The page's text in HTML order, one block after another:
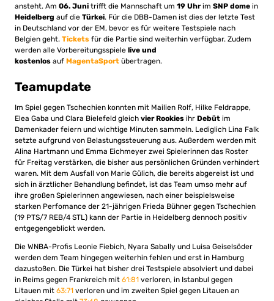
ansteht. Am 06. Juni trifft die Mannschaft um 19 Uhrim SNP dome in
Heidelberg auf die Türkei. Für die DBB-Damen ist dies der letzte Test
in Deutschland vor der EM, bevor es für weitere Testspiele nach
Belgien geht. Tickets für die Partie sind weiterhin verfügbar. Zudem
werden alle Vorbereitungsspiele live und
kostenlos auf MagentaSport übertragen.
Teamupdate
Im Spiel gegen Tschechien konnten mit Mailien Rolf, Hilke Feldrappe,
Elea Gaba und Clara Bielefeld gleich vier Rookies ihr Debüt im
Damenkader feiern und wichtige Minuten sammeln. Lediglich Lina Falk
setzte aufgrund von Belastungssteuerung aus. Außerdem werden mit
Alina Hartmann und Emma Eichmeyer zwei Spielerinnen das Roster
für Freitag verstärken, die bisher aus persönlichen Gründen verhindert
waren. Mit dem Ausfall von Marie Gülich, die bereits abgereist ist und
sich in ärztlicher Behandlung befindet, ist das Team umso mehr auf
ihre großen Spielerinnen angewiesen, nach einer beispielsweise
starken Perfomance der 21-jährigen Frieda Bühner gegen Tschechien
(19 PTS/7 REB/4 STL) kann der Partie in Heidelberg dennoch positiv
entgegengeblickt werden.
Die WNBA-Profis Leonie Fiebich, Nyara Sabally und Luisa Geiselsöder
werden dem Team hingegen weiterhin fehlen und erst in Hamburg
dazustoßen. Die Türkei hat bisher drei Testspiele absolviert und dabei
in Reims gegen Frankreich mit 61:81 verloren, in Istanbul gegen
Litauen mit 63:71 verloren und im zweiten Spiel gegen Litauen an